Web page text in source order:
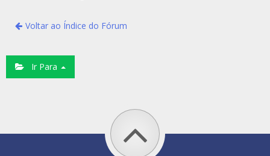
Voltar ao Índice do Fórum
Ir Para